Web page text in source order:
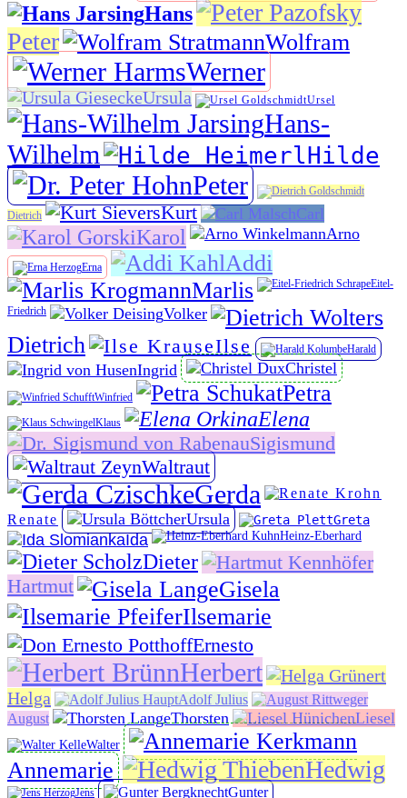
Hans
Peter Wolfram
Werner
Ursula Ursel
Hans-
Wilhelm
Hilde
Peter
Dietrich Kurt Carl
Karol Arno
Erna
Addi
Marlis
Eitel-
Friedrich Volker
Dietrich Ilse Harald
Ingrid Christel
Winfried Petra
Klaus Elena
Sigismund
Waltraut
Gerda
Renate Ursula Greta
Ida Heinz-Eberhard
Dieter
Hartmut
Gisela
Ilsemarie
Ernesto
Herbert
Helga
Adolf Julius
August
Thorsten Liesel
Walter
Annemarie Hedwig
Jens Gunter